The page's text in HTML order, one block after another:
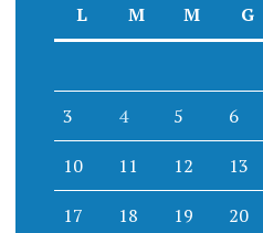
L
M M G
3 4 5 6
10 11 12 13
17 18 19 20